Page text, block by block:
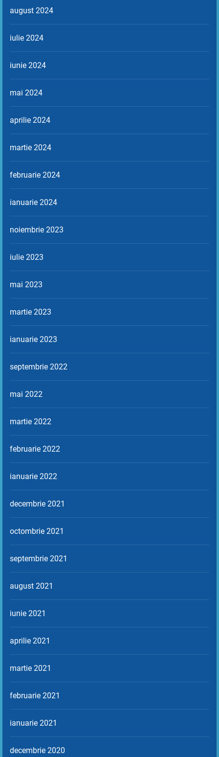
august 2024
iulie 2024
iunie 2024
mai 2024
aprilie 2024
martie 2024
februarie 2024
ianuarie 2024
noiembrie 2023
iulie 2023
mai 2023
martie 2023
ianuarie 2023
septembrie 2022
mai 2022
martie 2022
februarie 2022
ianuarie 2022
decembrie 2021
octombrie 2021
septembrie 2021
august 2021
iunie 2021
aprilie 2021
martie 2021
februarie 2021
ianuarie 2021
decembrie 2020